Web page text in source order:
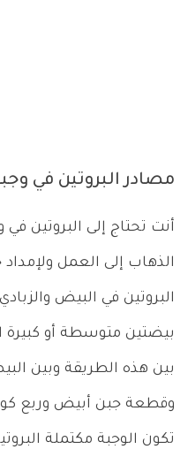
مصادر البروتين في
أنت تحتاج إلى البروتين
الذهاب إلى العمل
البروتين في البيض
بيضتين متوسطة أو كبيرة
بين هذه الطريقة وبين
وقطعة جبن أبيض وربع
تكون الوجبة مكتملة